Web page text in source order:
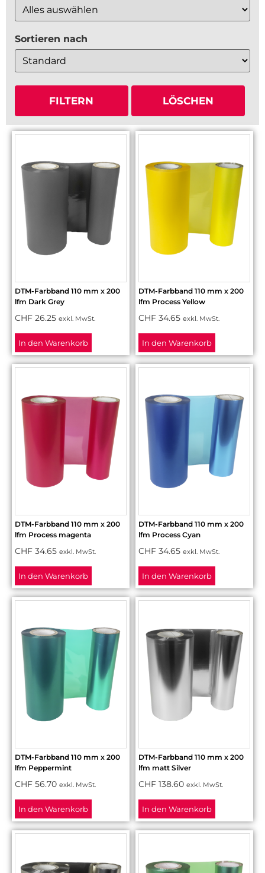
Sortieren nach
Sort Products
FILTERN LÖSCHEN
DTM-Farbband 110 mm x 200
lfm Dark Grey
CHF 26.25 exkl. MwSt.
In den Warenkorb
DTM-Farbband 110 mm x 200
lfm Process Yellow
CHF 34.65 exkl. MwSt.
In den Warenkorb
DTM-Farbband 110 mm x 200
lfm Process magenta
CHF 34.65 exkl. MwSt.
In den Warenkorb
DTM-Farbband 110 mm x 200
lfm Process Cyan
CHF 34.65 exkl. MwSt.
In den Warenkorb
DTM-Farbband 110 mm x 200
lfm Peppermint
CHF 56.70 exkl. MwSt.
In den Warenkorb
DTM-Farbband 110 mm x 200
lfm matt Silver
CHF 138.60 exkl. MwSt.
In den Warenkorb